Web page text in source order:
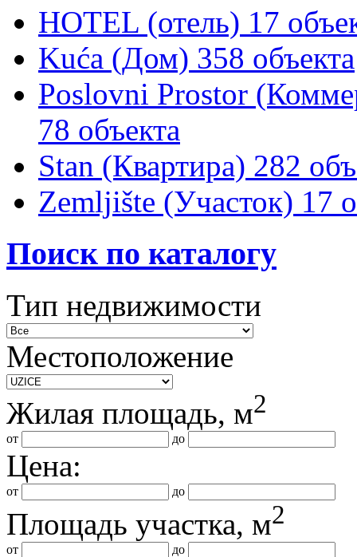
HOTEL (отель) 17
Kuća (Дом) 358 объекта
Poslovni Prostor
78 объекта
Stan (Квартира) 282
Zemljište (Участок) 17
Поиск по каталогу
Тип недвижимости
Местоположение
Жилая площадь, м2
от до
Цена:
от до
Площадь участка, м2
от до